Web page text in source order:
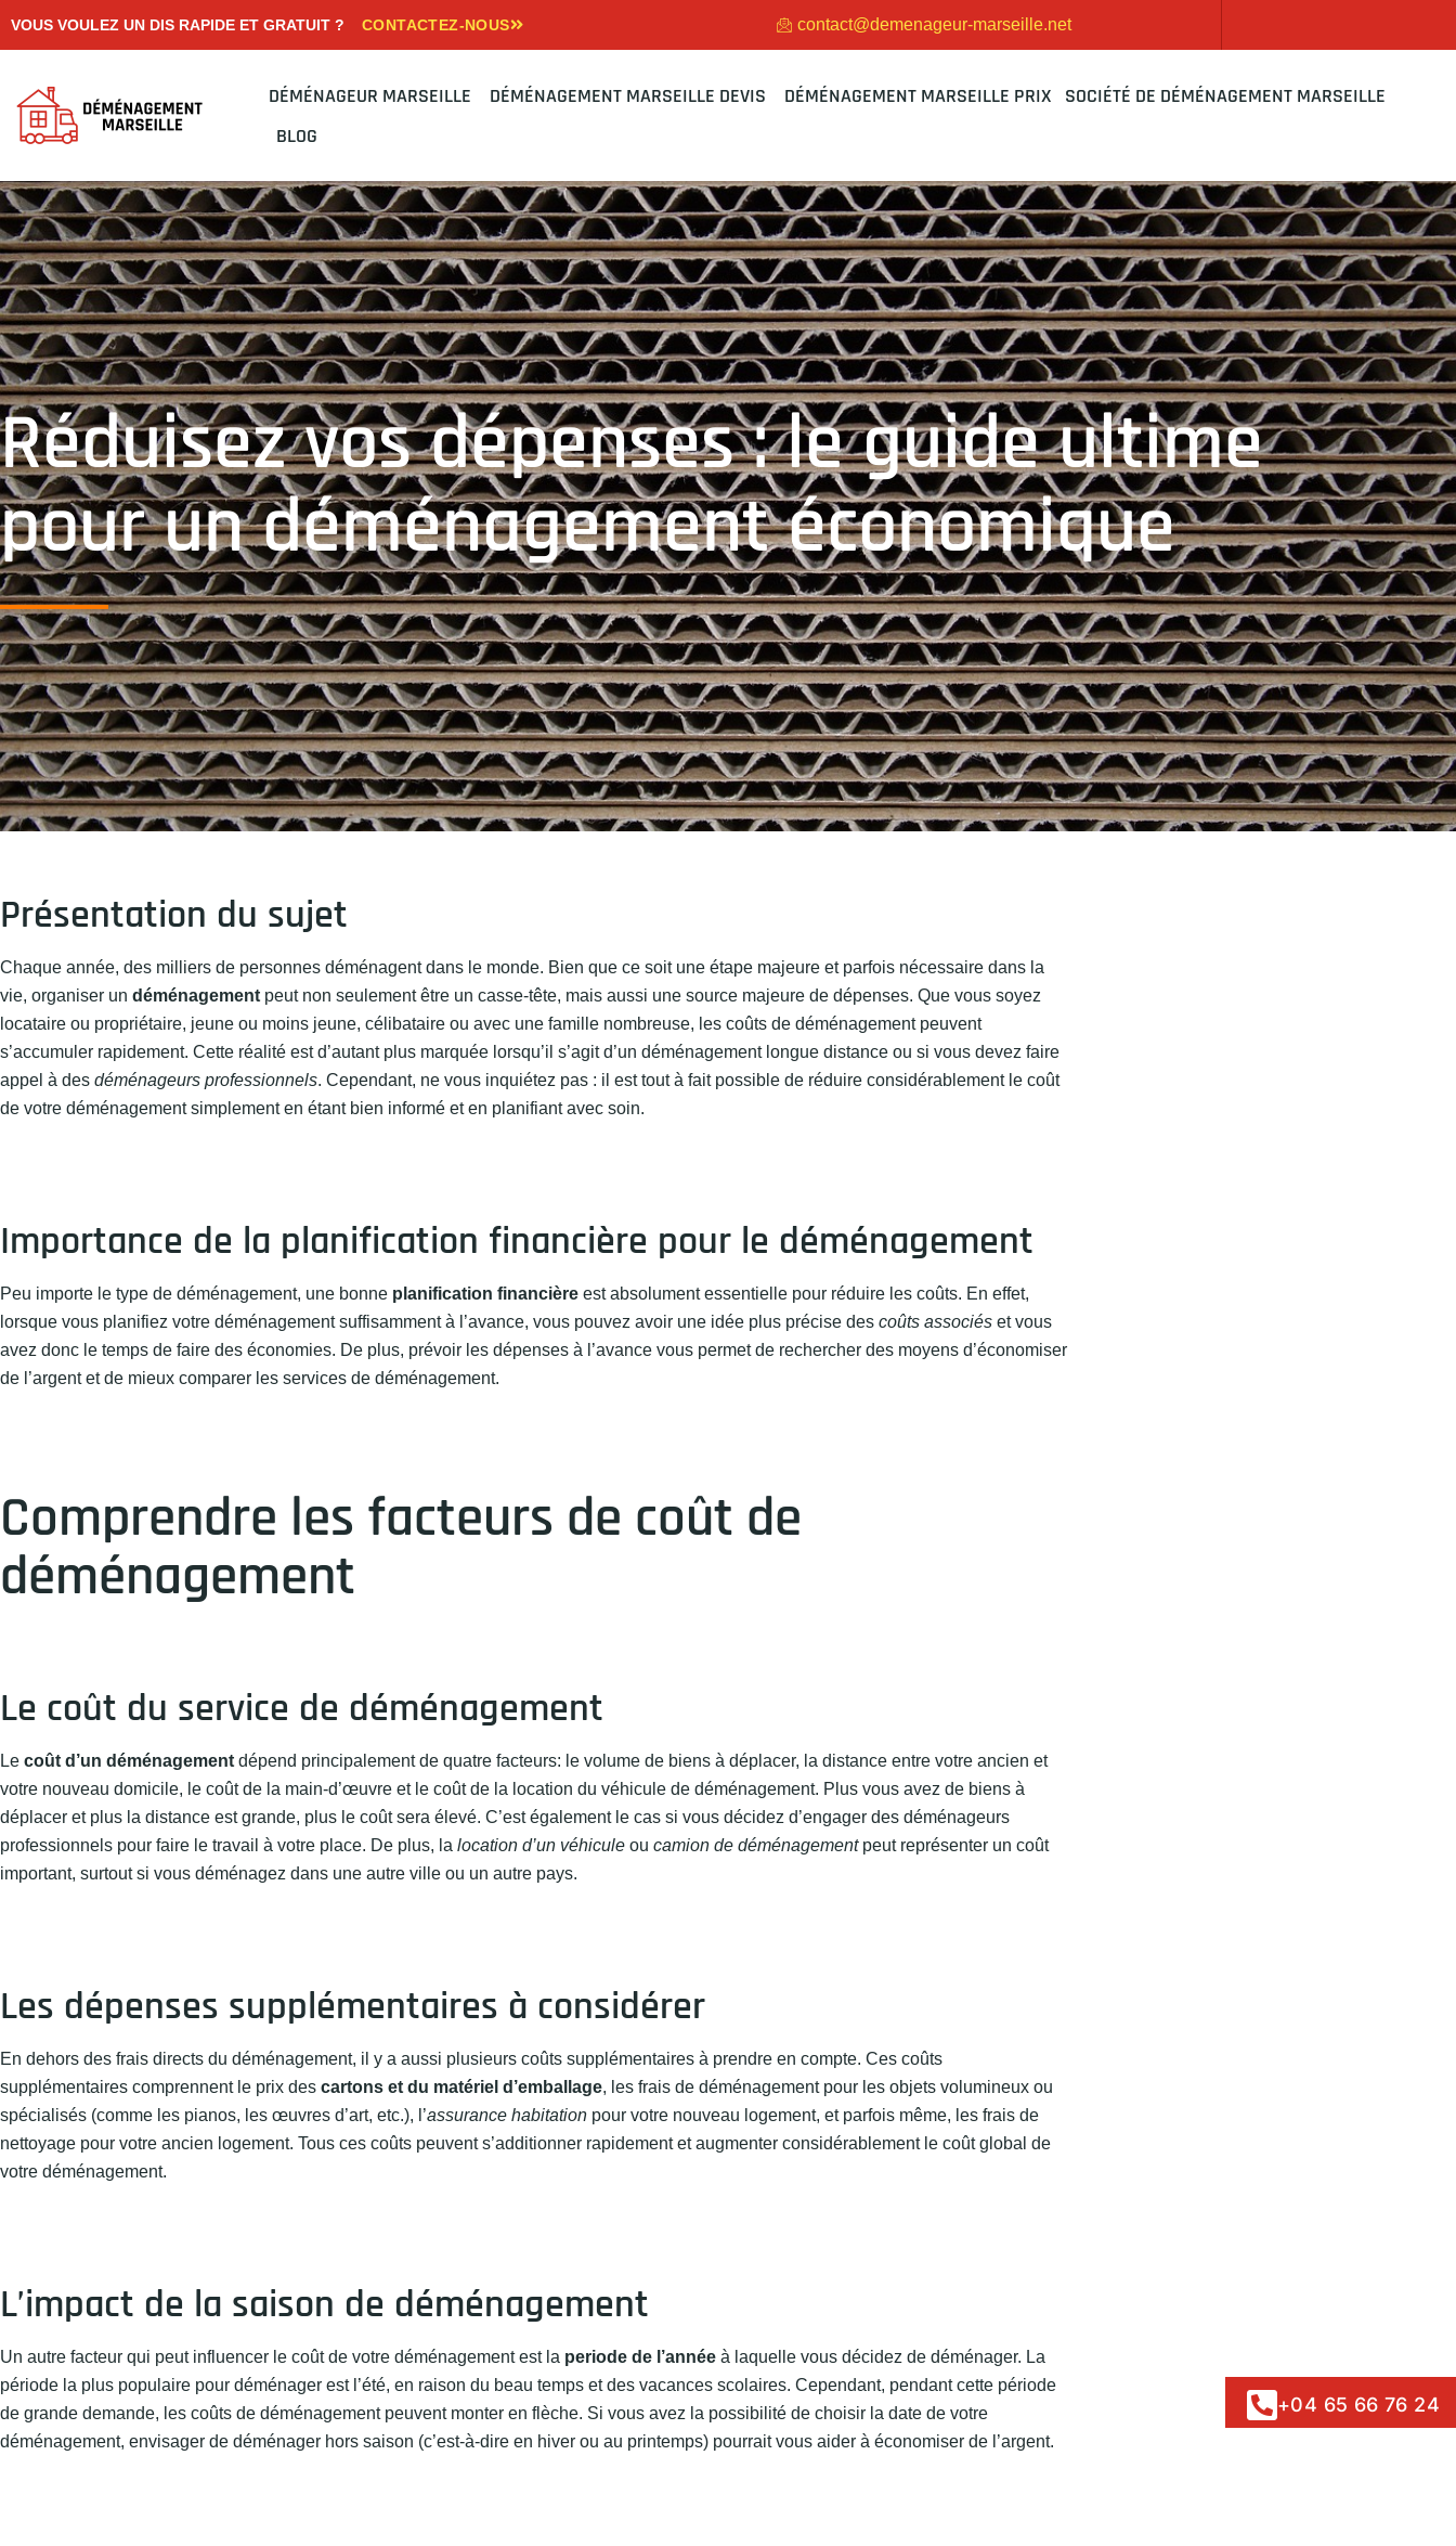
VOUS VOULEZ UN DIS RAPIDE ET GRATUIT ? CONTACTEZ-NOUS contact@demenageur-marseille.net
DÉMÉNAGEUR MARSEILLE DÉMÉNAGEMENT MARSEILLE DEVIS DÉMÉNAGEMENT MARSEILLE PRIX
SOCIÉTÉ DE DÉMÉNAGEMENT MARSEILLE
BLOG
Réduisez vos dépenses : le guide ultime
pour un déménagement économique
Présentation du sujet
Chaque année, des milliers de personnes déménagent dans le monde. Bien que ce soit une étape majeure et parfois nécessaire dans la
vie, organiser un déménagement peut non seulement être un casse-tête, mais aussi une source majeure de dépenses. Que vous soyez
locataire ou propriétaire, jeune ou moins jeune, célibataire ou avec une famille nombreuse, les coûts de déménagement peuvent
s’accumuler rapidement. Cette réalité est d’autant plus marquée lorsqu’il s’agit d’un déménagement longue distance ou si vous devez faire
appel à des déménageurs professionnels. Cependant, ne vous inquiétez pas : il est tout à fait possible de réduire considérablement le coût
de votre déménagement simplement en étant bien informé et en planifiant avec soin.
Importance de la planification financière pour le déménagement
Peu importe le type de déménagement, une bonne planification financière est absolument essentielle pour réduire les coûts. En effet,
lorsque vous planifiez votre déménagement suffisamment à l’avance, vous pouvez avoir une idée plus précise des coûts associés et vous
avez donc le temps de faire des économies. De plus, prévoir les dépenses à l’avance vous permet de rechercher des moyens d’économiser
de l’argent et de mieux comparer les services de déménagement.
Comprendre les facteurs de coût de
déménagement
Le coût du service de déménagement
Le coût d’un déménagement dépend principalement de quatre facteurs: le volume de biens à déplacer, la distance entre votre ancien et
votre nouveau domicile, le coût de la main-d’œuvre et le coût de la location du véhicule de déménagement. Plus vous avez de biens à
déplacer et plus la distance est grande, plus le coût sera élevé. C’est également le cas si vous décidez d’engager des déménageurs
professionnels pour faire le travail à votre place. De plus, la location d’un véhicule ou camion de déménagementpeut représenter un coût
important, surtout si vous déménagez dans une autre ville ou un autre pays.
Les dépenses supplémentaires à considérer
En dehors des frais directs du déménagement, il y a aussi plusieurs coûts supplémentaires à prendre en compte. Ces coûts
supplémentaires comprennent le prix des cartons et du matériel d’emballage, les frais de déménagement pour les objets volumineux ou
spécialisés (comme les pianos, les œuvres d’art, etc.), l’assurance habitation pour votre nouveau logement, et parfois même, les frais de
nettoyage pour votre ancien logement. Tous ces coûts peuvent s’additionner rapidement et augmenter considérablement le coût global de
votre déménagement.
L’impact de la saison de déménagement
Un autre facteur qui peut influencer le coût de votre déménagement est la periode de l’année à laquelle vous décidez de déménager. La
période la plus populaire pour déménager est l’été, en raison du beau temps et des vacances scolaires. Cependant, pendant cette période
de grande demande, les coûts de déménagement peuvent monter en flèche. Si vous avez la possibilité de choisir la date de votre
déménagement, envisager de déménager hors saison (c’est-à-dire en hiver ou au printemps) pourrait vous aider à économiser de l’argent.
+04 65 66 76 24